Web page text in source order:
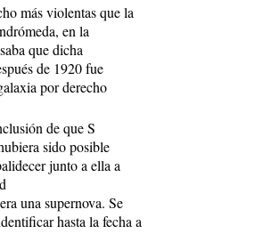
más violentas que la
en la
que dicha
de 1920 fue
por derecho
de que S
sido posible
junto a ella a
una supernova. Se
hasta la fecha a